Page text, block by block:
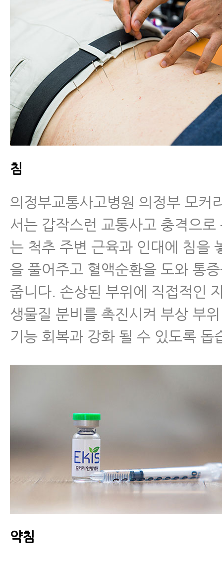
침
의정부교통사고병원 의정부 모커
서는 갑작스런 교통사고 충격으로
는 척추 주변 근육과 인대에 침을
을 풀어주고 혈액순환을 도와 통
줍니다. 손상된 부위에 직접적인
생물질 분비를 촉진시켜 부상 부
기능 회복과 강화 될 수 있도록 돕
약침